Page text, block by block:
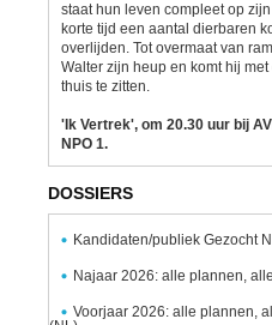
staat hun leven compleet op
korte tijd een aantal dierbaren
overlijden. Tot overmaat van
Walter zijn heup en komt hij
thuis te zitten.
'Ik Vertrek', om 20.30 uur bij
NPO 1.
DOSSIERS
Kandidaten/publiek Gezocht
Najaar 2026: alle plannen,
Voorjaar 2026: alle plannen,